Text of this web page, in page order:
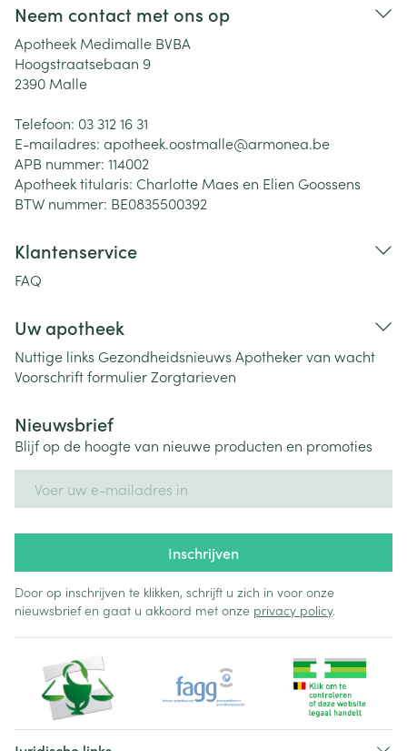
Neem contact met ons op
Apotheek Medimalle BVBA
Hoogstraatsebaan 9
2390 Malle
Telefoon: 03 312 16 31
E-mailadres: apotheek.oostmalle@armonea.be
APB nummer: 114002
Apotheek titularis: Charlotte Maes en Elien Goossens
BTW nummer: BE0835500392
Klantenservice
FAQ
Uw apotheek
Nuttige links Gezondheidsnieuws Apotheker van wacht
Voorschrift formulierZorgtarieven
Nieuwsbrief
Blijf op de hoogte van nieuwe producten en promoties
Inschrijven
Door op inschrijven te klikken, schrijft u zich in voor onze
nieuwsbrief en gaat u akkoord met onze privacy policy.